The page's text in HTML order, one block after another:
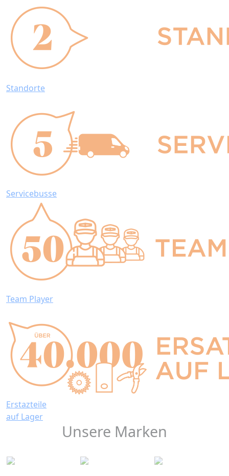
Standorte
Servicebusse
Team Player
Erstazteile
auf Lager
Unsere Marken